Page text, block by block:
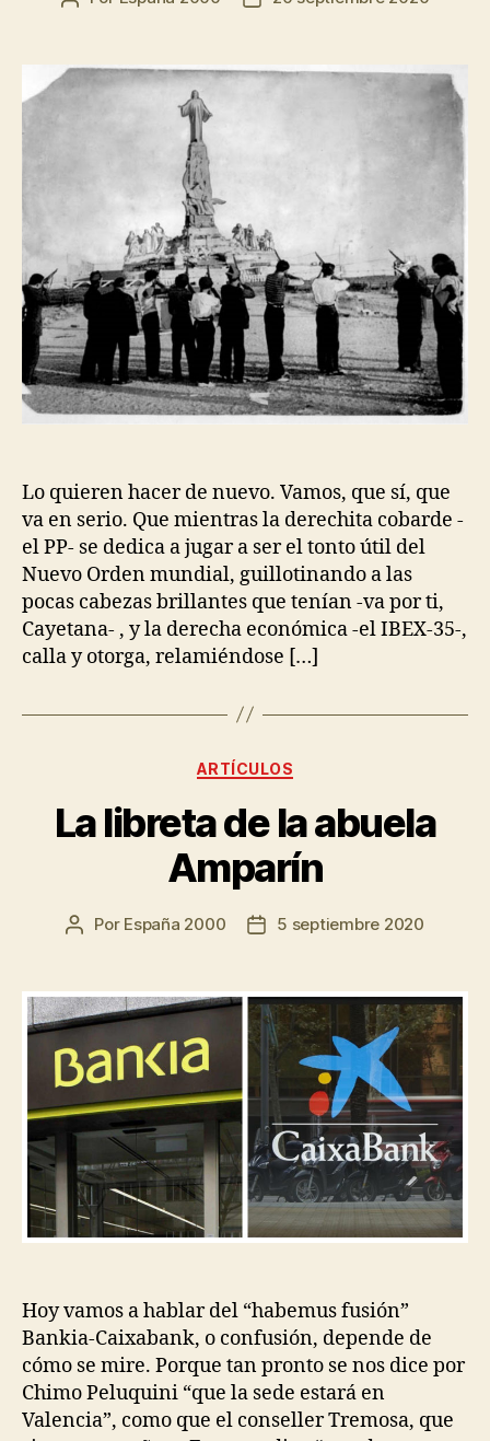
Lo quieren hacer de nuevo. Vamos, que sí, que
va en serio. Que mientras la derechita cobarde -
el PP- se dedica a jugar a ser el tonto útil del
Nuevo Orden mundial, guillotinando a las
pocas cabezas brillantes que tenían -va por ti,
Cayetana- , y la derecha económica -el IBEX-35-,
calla y otorga, relamiéndose […]
ARTÍCULOS
La libreta de la abuela
Amparín
Por España 2000 5 septiembre 2020
Hoy vamos a hablar del “habemus fusión”
Bankia-Caixabank, o confusión, depende de
cómo se mire. Porque tan pronto se nos dice por
Chimo Peluquini “que la sede estará en
Valencia”, como que el conseller Tremosa, que